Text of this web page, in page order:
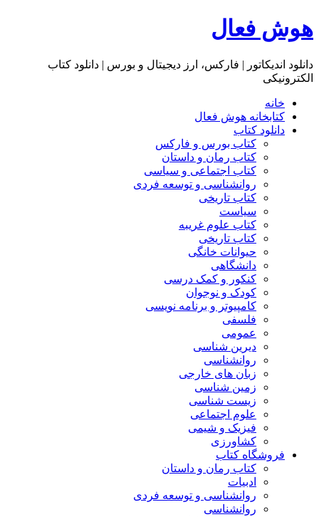
هوش فعال
دانلود اندیکاتور | فارکس، ارز دیجیتال و بورس | دانلود کتاب
الکترونیکی
خانه
کتابخانه هوش فعال
دانلود کتاب
کتاب بورس و فارکس
کتاب رمان و داستان
کتاب اجتماعی و سیاسی
روانشناسی و توسعه فردی
کتاب تاریخی
سیاست
کتاب علوم غریبه
کتاب تاریخی
حیوانات خانگی
دانشگاهی
کنکور و کمک‌ درسی
کودک و نوجوان
کامپیوتر و برنامه نویسی
فلسفی
عمومی
دیرین شناسی
روانشناسی
زبان های خارجی
زمین شناسی
زیست شناسی
علوم اجتماعی
فیزیک و شیمی
کشاورزی
فروشگاه کتاب
کتاب رمان و داستان
ادبیات
روانشناسی و توسعه فردی
روانشناسی